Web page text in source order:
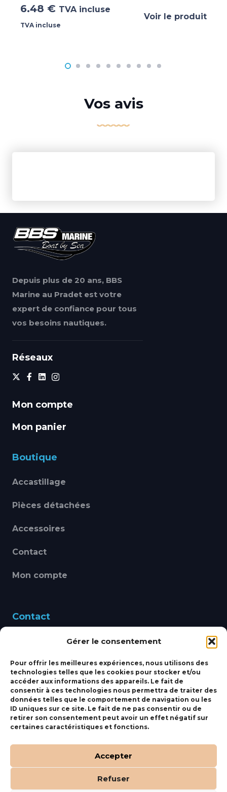
Gérer le consentement
Pour offrir les meilleures expériences, nous utilisons des
technologies telles que les cookies pour stocker et/ou
accéder aux informations des appareils. Le fait de
consentir à ces technologies nous permettra de traiter des
données telles que le comportement de navigation ou les
ID uniques sur ce site. Le fait de ne pas consentir ou de
retirer son consentement peut avoir un effet négatif sur
certaines caractéristiques et fonctions.
Accepter
Refuser
6.48 € TVA incluse
TVA incluse
Voir le produit
Vos avis
Depuis plus de 20 ans, BBS
Marine au Pradet est votre
expert de confiance pour tous
vos besoins nautiques.
Réseaux
Mon compte
Mon panier
Boutique
Accastillage
Pièces détachées
Accessoires
Contact
Mon compte
Contact
460 Avenue Alain Le
bbsmarine@bbs-
marine.fr
Fixe:04 27 50 24 50
Mobile:06 69 44 48 83
Orocom .